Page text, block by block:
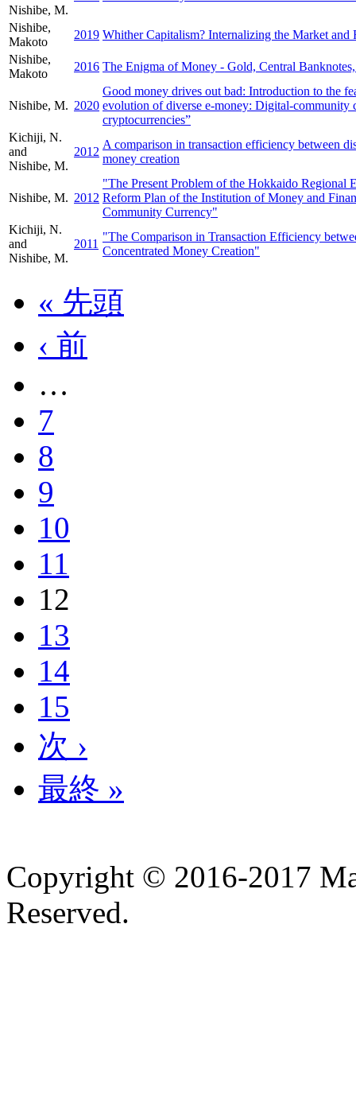
Nishibe, M.
Nishibe,
Makoto
2019 Whither Capitalism? Internalizing the Market and
Nishibe,
Makoto
2016 The Enigma of Money - Gold, Central
Nishibe, M. 2020
Good money drives out bad: Introduction to the
evolution of diverse e-money: Digital-community
cryptocurrencies”
Kichiji, N.
and
Nishibe, M.
2012
A comparison in transaction efficiency between
money creation
Nishibe, M. 2012
"The Present Problem of the Hokkaido Regional
Reform Plan of the Institution of Money and
Community Currency"
Kichiji, N.
and
Nishibe, M.
2011
"The Comparison in Transaction Efficiency
Concentrated Money Creation"
« 先頭
‹ 前
…
7
8
9
10
11
12
13
14
15
次 ›
最終 »
Copyright © 2016-2017
Reserved.